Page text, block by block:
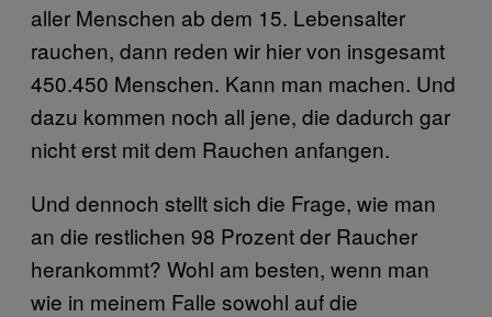
aller Menschen ab dem 15. Lebensalter
rauchen, dann reden wir hier von insgesamt
450.450 Menschen. Kann man machen. Und
dazu kommen noch all jene, die dadurch gar
nicht erst mit dem Rauchen anfangen.
Und dennoch stellt sich die Frage, wie man
an die restlichen 98 Prozent der Raucher
herankommt? Wohl am besten, wenn man
wie in meinem Falle sowohl auf die